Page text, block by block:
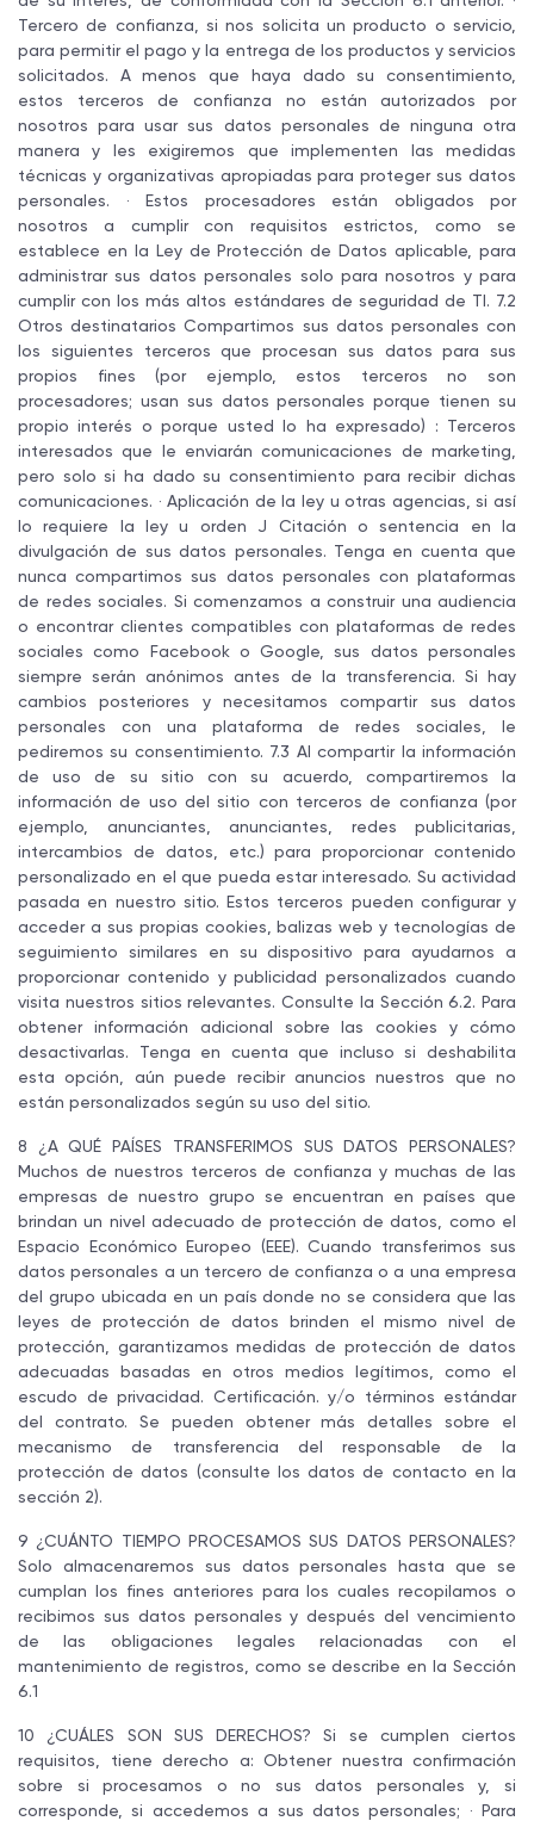
Tercero de confianza, si nos solicita un producto o servicio,
para permitir el pago y la entrega de los productos y servicios
solicitados. A menos que haya dado su consentimiento,
estos terceros de confianza no están autorizados por
nosotros para usar sus datos personales de ninguna otra
manera y les exigiremos que implementen las medidas
técnicas y organizativas apropiadas para proteger sus datos
personales. · Estos procesadores están obligados por
nosotros a cumplir con requisitos estrictos, como se
establece en la Ley de Protección de Datos aplicable, para
administrar sus datos personales solo para nosotros y para
cumplir con los más altos estándares de seguridad de TI. 7.2
Otros destinatarios Compartimos sus datos personales con
los siguientes terceros que procesan sus datos para sus
propios fines (por ejemplo, estos terceros no son
procesadores; usan sus datos personales porque tienen su
propio interés o porque usted lo ha expresado) : Terceros
interesados ​​que le enviarán comunicaciones de marketing,
pero solo si ha dado su consentimiento para recibir dichas
comunicaciones. · Aplicación de la ley u otras agencias, si así
lo requiere la ley u orden J Citación o sentencia en la
divulgación de sus datos personales. Tenga en cuenta que
nunca compartimos sus datos personales con plataformas
de redes sociales. Si comenzamos a construir una audiencia
o encontrar clientes compatibles con plataformas de redes
sociales como Facebook o Google, sus datos personales
siempre serán anónimos antes de la transferencia. Si hay
cambios posteriores y necesitamos compartir sus datos
personales con una plataforma de redes sociales, le
pediremos su consentimiento. 7.3 Al compartir la información
de uso de su sitio con su acuerdo, compartiremos la
información de uso del sitio con terceros de confianza (por
ejemplo, anunciantes, anunciantes, redes publicitarias,
intercambios de datos, etc.) para proporcionar contenido
personalizado en el que pueda estar interesado. Su actividad
pasada en nuestro sitio. Estos terceros pueden configurar y
acceder a sus propias cookies, balizas web y tecnologías de
seguimiento similares en su dispositivo para ayudarnos a
proporcionar contenido y publicidad personalizados cuando
visita nuestros sitios relevantes. Consulte la Sección 6.2. Para
obtener información adicional sobre las cookies y cómo
desactivarlas. Tenga en cuenta que incluso si deshabilita
esta opción, aún puede recibir anuncios nuestros que no
están personalizados según su uso del sitio.
8 ¿A QUÉ PAÍSES TRANSFERIMOS SUS DATOS PERSONALES?
Muchos de nuestros terceros de confianza y muchas de las
empresas de nuestro grupo se encuentran en países que
brindan un nivel adecuado de protección de datos, como el
Espacio Económico Europeo (EEE). Cuando transferimos sus
datos personales a un tercero de confianza o a una empresa
del grupo ubicada en un país donde no se considera que las
leyes de protección de datos brinden el mismo nivel de
protección, garantizamos medidas de protección de datos
adecuadas basadas en otros medios legítimos, como el
escudo de privacidad. Certificación. y/o términos estándar
del contrato. Se pueden obtener más detalles sobre el
mecanismo de transferencia del responsable de la
protección de datos (consulte los datos de contacto en la
sección 2).
9 ¿CUÁNTO TIEMPO PROCESAMOS SUS DATOS PERSONALES?
Solo almacenaremos sus datos personales hasta que se
cumplan los fines anteriores para los cuales recopilamos o
recibimos sus datos personales y después del vencimiento
de las obligaciones legales relacionadas con el
mantenimiento de registros, como se describe en la Sección
6.1
10 ¿CUÁLES SON SUS DERECHOS? Si se cumplen ciertos
requisitos, tiene derecho a: Obtener nuestra confirmación
sobre si procesamos o no sus datos personales y, si
corresponde, si accedemos a sus datos personales; · Para